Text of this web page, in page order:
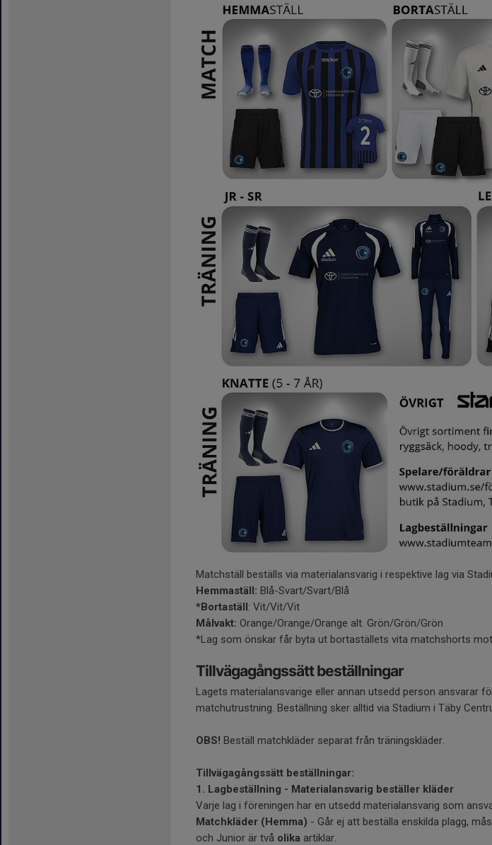
Matchställ beställs via materialansvarig i respektive lag via
Hemmaställ: Blå-Svart/Svart/Blå
*Bortaställ: Vit/Vit/Vit
Målvakt: Orange/Orange/Orange alt. Grön/Grön/Grön
*Lag som önskar får byta ut bortaställets vita matchshorts
Tillvägagångssätt beställningar
Lagets materialansvarige eller annan utsedd person ansvarar
matchutrustning. Beställning sker alltid via Stadium i Täby
OBS! Beställ matchkläder separat från träningskläder.
Tillvägagångssätt beställningar:
1. Lagbeställning - Materialansvarig beställer kläder
Varje lag i föreningen har en utsedd materialansvarig som
Matchkläder (Hemma) - Går ej att beställa enskilda plagg,
och Junior är två olika artiklar.